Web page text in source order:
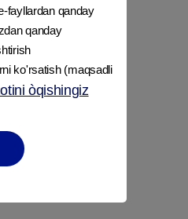
fayllardan qanday
qanday
ko'rsatish (maqsadli
òqishingiz